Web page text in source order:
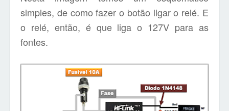
simples, de como fazer o botão ligar o relé. E
o relé, então, é que liga o 127V para as
fontes.